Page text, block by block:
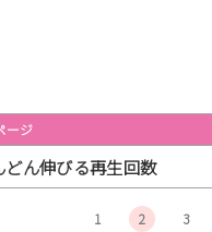
ージ
どん伸びる再生回数
1 2 3